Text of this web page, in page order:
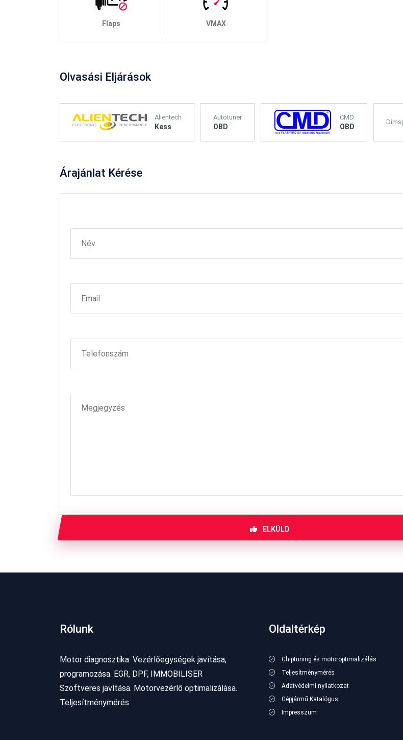
Flaps VMAX
Olvasási Eljárások
Alientech
Kess
Autotuner
OBD
CMD
OBD
Árajánlat Kérése
ELKÜLD
Rólunk
Motor diagnosztika. Vezérlőegységek javítása,
programozása. EGR, DPF, IMMOBILISER
Szoftveres javítása. Motorvezérlő optimalizálása.
Teljesítménymérés.
Oldaltérkép
Chiptuning és motoroptimalizálás
Teljesítménymérés
Adatvédelmi nyilatkozat
Gépjármű Katalógus
Impresszum